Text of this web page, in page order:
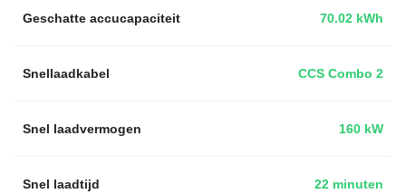
70.02 kWh
Geschatte accucapaciteit
Snellaadkabel CCS Combo 2
Snel laadvermogen 160 kW
Snel laadtijd 22 minuten